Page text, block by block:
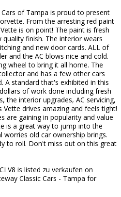
of Tampa is proud to present
From the arresting red paint
is on point! The paint is fresh
finish. The interior wears
and new door cards. ALL of
and the AC blows nice and cold.
wheel to bring it all home. The
and has a few other cars
A standard that's exhibited in this
of work done including fresh
the interior upgrades, AC servicing,
Vette drives amazing and feels tight!
are gaining in popularity and value
is a great way to jump into the
old car ownership brings.
to roll. Don't miss out on this great
V8 is listed zu verkaufen on
Classic Cars - Tampa for